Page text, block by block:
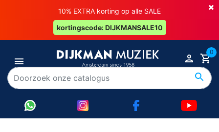
×
10% EXTRA korting op alle SALE
kortingscode: DIJKMANSALE10
0